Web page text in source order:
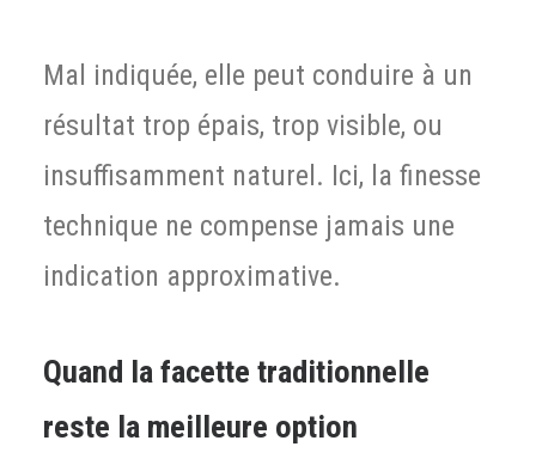
Mal indiquée, elle peut conduire à un
résultat trop épais, trop visible, ou
insuffisamment naturel. Ici, la finesse
technique ne compense jamais une
indication approximative.
Quand la facette traditionnelle
reste la meilleure option